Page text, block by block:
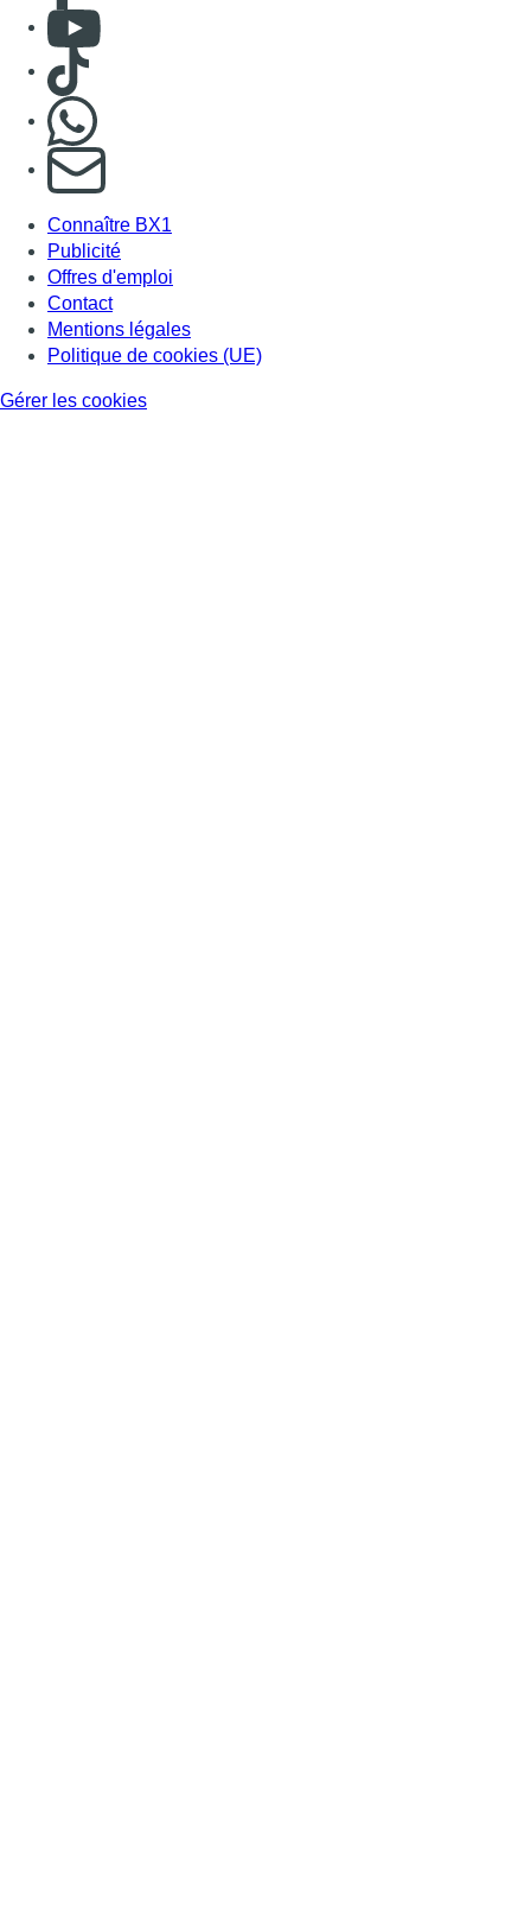
Consulter Youtube
Consulter TikTok
S'abonner à notre newsletter
Connaître BX1
Publicité
Offres d'emploi
Contact
Mentions légales
Politique de cookies (UE)
Gérer les cookies